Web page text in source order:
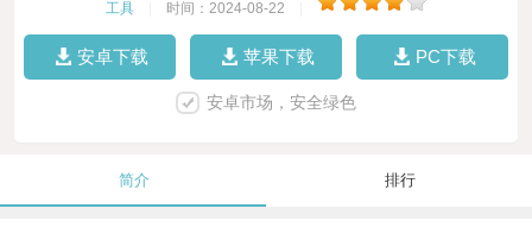
工具 时间：2024-08-22
安卓下载 苹果下载 PC下载
安卓市场，安全绿色
简介 排行